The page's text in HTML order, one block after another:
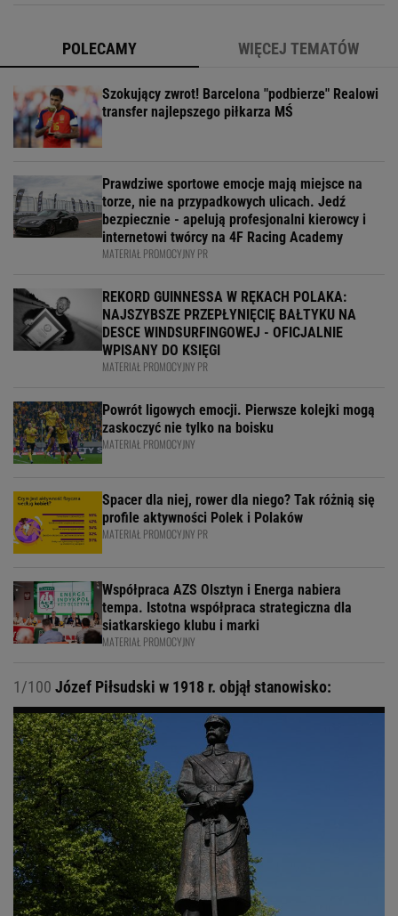
POLECAMY WIĘCEJ TEMATÓW
Szokujący zwrot! Barcelona "podbierze" Realowi
transfer najlepszego piłkarza MŚ
Prawdziwe sportowe emocje mają miejsce na
torze, nie na przypadkowych ulicach. Jedź
bezpiecznie - apelują profesjonalni kierowcy i
internetowi twórcy na 4F Racing Academy
MATERIAŁ PROMOCYJNY PR
REKORD GUINNESSA W RĘKACH POLAKA:
NAJSZYBSZE PRZEPŁYNIĘCIĘ BAŁTYKU NA
DESCE WINDSURFINGOWEJ - OFICJALNIE
WPISANY DO KSIĘGI
MATERIAŁ PROMOCYJNY PR
Powrót ligowych emocji. Pierwsze kolejki mogą
zaskoczyć nie tylko na boisku
MATERIAŁ PROMOCYJNY
Spacer dla niej, rower dla niego? Tak różnią się
profile aktywności Polek i Polaków
MATERIAŁ PROMOCYJNY PR
Współpraca AZS Olsztyn i Energa nabiera
tempa. Istotna współpraca strategiczna dla
siatkarskiego klubu i marki
MATERIAŁ PROMOCYJNY
1/100 Józef Piłsudski w 1918 r. objął stanowisko: